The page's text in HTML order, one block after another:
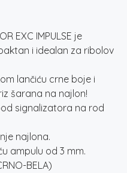
EXC IMPULSE je
i idealan za ribolov
lančiću crne boje i
šarana na najlon!
signalizatora na rod
najlona.
ampulu od 3 mm.
BELA)